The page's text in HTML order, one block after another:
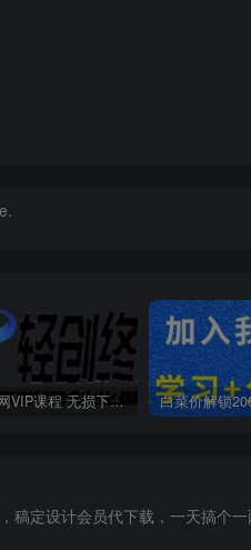
全网VIP课程 无损下载~
稿定设计会员代下载，一天搞个